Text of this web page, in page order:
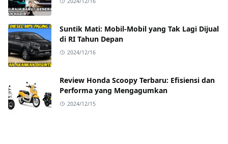
Suntik Mati: Mobil-Mobil yang Tak Lagi Dijual
di RI Tahun Depan
2024/12/16
Review Honda Scoopy Terbaru: Efisiensi dan
Performa yang Mengagumkan
2024/12/15